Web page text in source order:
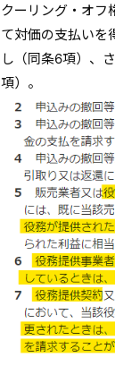
クーリング・オフ
て対価の支払いを
し（同条6項）、
項）。